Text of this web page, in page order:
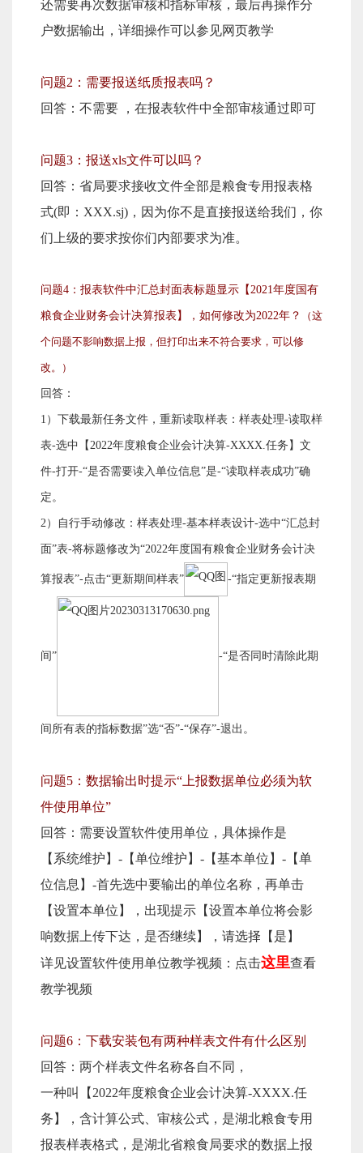
还需要再次数据审核和指标审核，最后再操作分
户数据输出，详细操作可以参见网页教学
问题2：需要报送纸质报表吗？
回答：不需要 ，在报表软件中全部审核通过即可
问题3：报送xls文件可以吗？
回答：省局要求接收文件全部是粮食专用报表格
式(即：XXX.sj)，因为你不是直接报送给我们，你
们上级的要求按你们内部要求为准。
问题4：报表软件中汇总封面表标题显示【2021年度国有
粮食企业财务会计决算报表】，如何修改为2022年 ？ （这
个问题不影响数据上报，但打印出来不符合要求，可以修
改。）
回答：
1）下载最新任务文件，重新读取样表：样表处理-读取样
表-选中【2022年度粮食企业会计决算-XXXX.任务】文
件-打开-“是否需要读入单位信息”是-“读取样表成功”确
定。
2）自行手动修改：样表处理-基本样表设计-选中“汇总封
面”表-将标题修改为“2022年度国有粮食企业财务会计决
算报表”-点击“更新期间样表” -“指定更新报表期
间” -“是否同时清除此期
间所有表的指标数据”选“否”-“保存”-退出。
问题5：数据输出时提示“上报数据单位必须为软
件使用单位”
回答：需要设置软件使用单位，具体操作是
【系统维护】-【单位维护】-【基本单位】-【单
位信息】-首先选中要输出的单位名称，再单击
【设置本单位】，出现提示【设置本单位将会影
响数据上传下达，是否继续】，请选择【是】
详见设置软件使用单位教学视频：点击这里查看
教学视频
问题6：下载安装包有两种样表文件有什么区别
回答：两个样表文件名称各自不同，
一种叫【2022年度粮食企业会计决算-XXXX.任
务】，含计算公式、审核公式，是湖北粮食专用
报表样表格式，是湖北省粮食局要求的数据上报